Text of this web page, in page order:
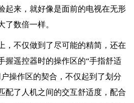
起来，就好像是面前的电视在无形
了数倍一样。
，不仅做到了尽可能的精简，还在
握遥控器时的操作区的“手指舒适
操作区的契合，不仅起到了划分
配了人机之间的交互舒适度，配合